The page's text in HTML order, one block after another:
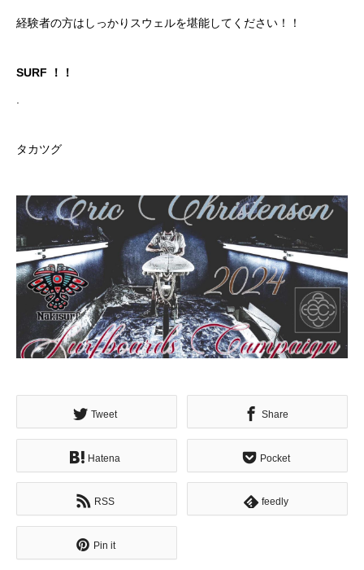
経験者の方はしっかりスウェルを堪能してください！！
SURF ！！
タカツグ
Tweet Share
Hatena Pocket
RSS feedly
Pin it